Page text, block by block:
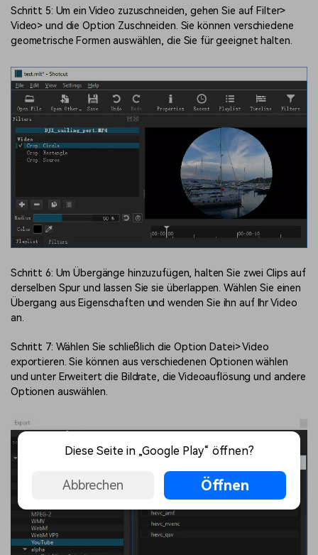
Schritt 5: Um ein Video zuzuschneiden, gehen Sie auf Filter>
Video> und die Option Zuschneiden. Sie können verschiedene
geometrische Formen auswählen, die Sie für geeignet halten.
Schritt 6: Um Übergänge hinzuzufügen, halten Sie zwei Clips auf
derselben Spur und lassen Sie sie überlappen. Wählen Sie einen
Übergang aus Eigenschaften und wenden Sie ihn auf Ihr Video
an.
Schritt 7: Wählen Sie schließlich die Option Datei> Video
exportieren. Sie können aus verschiedenen Optionen wählen
und unter Erweitert die Bildrate, die Videoauflösung und andere
Optionen auswählen.
Diese Seite in „Google Play“ öffnen?
Abbrechen Öffnen